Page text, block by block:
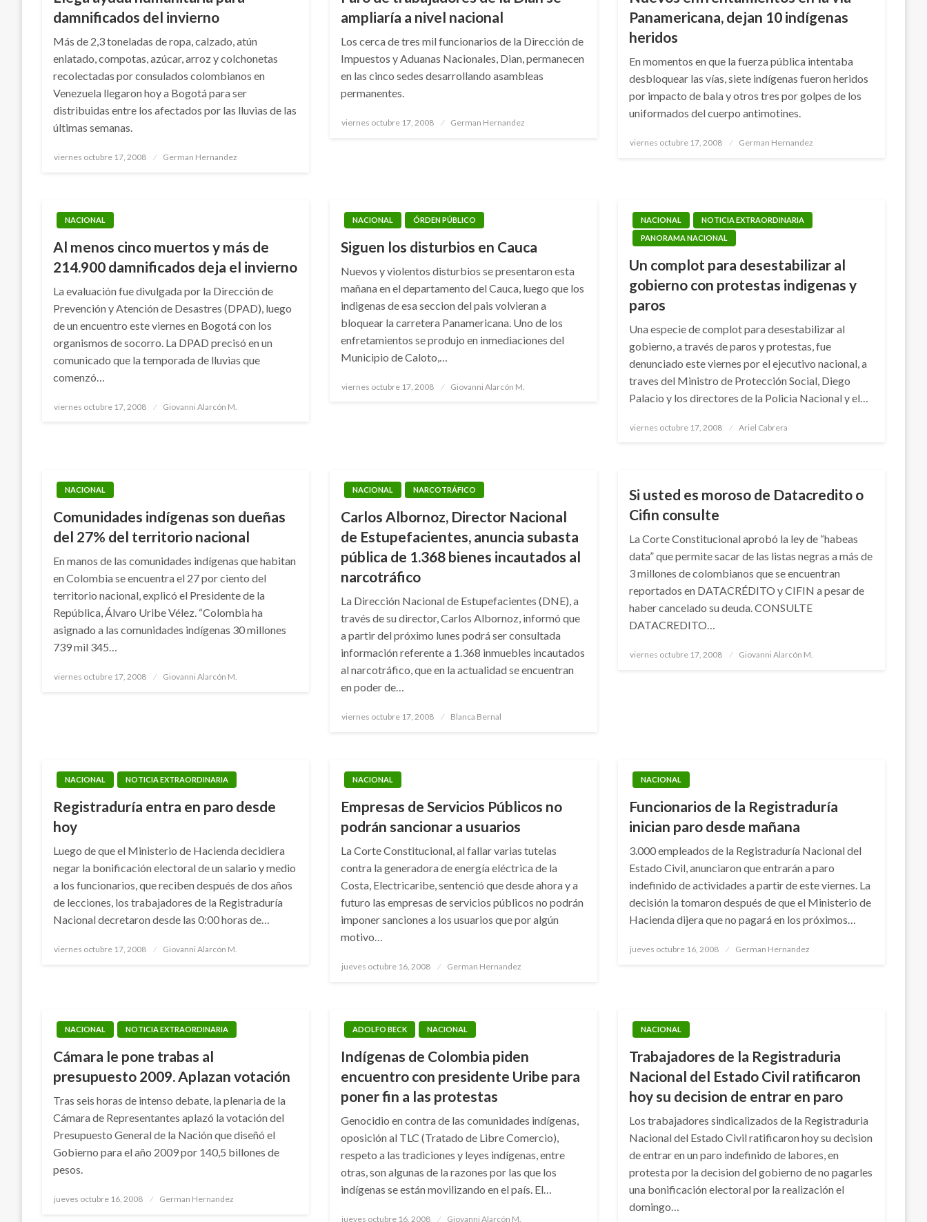
damnificados del invierno
Más de 2,3 toneladas de ropa, calzado, atún
enlatado, compotas, azúcar, arroz y colchonetas
recolectadas por consulados colombianos en
Venezuela llegaron hoy a Bogotá para ser
distribuidas entre los afectados por las lluvias de las
últimas semanas.
Publicado
viernes octubre 17, 2008 German Hernandez
ampliaría a nivel nacional
Los cerca de tres mil funcionarios de la Dirección de
Impuestos y Aduanas Nacionales, Dian, permanecen
en las cinco sedes desarrollando asambleas
permanentes.
Publicado
viernes octubre 17, 2008 German Hernandez
Panamericana, dejan 10 indígenas
heridos
En momentos en que la fuerza pública intentaba
desbloquear las vías, siete indígenas fueron heridos
por impacto de bala y otros tres por golpes de los
uniformados del cuerpo antimotines.
Publicado
viernes octubre 17, 2008 German Hernandez
NACIONAL
Al menos cinco muertos y más de
214.900 damnificados deja el invierno
La evaluación fue divulgada por la Dirección de
Prevención y Atención de Desastres (DPAD), luego
de un encuentro este viernes en Bogotá con los
organismos de socorro. La DPAD precisó en un
comunicado que la temporada de lluvias que
comenzó…
Publicado
viernes octubre 17, 2008 Giovanni Alarcón M.
NACIONAL ÓRDEN PÚBLICO
Siguen los disturbios en Cauca
Nuevos y violentos disturbios se presentaron esta
mañana en el departamento del Cauca, luego que los
indigenas de esa seccion del pais volvieran a
bloquear la carretera Panamericana. Uno de los
enfretamientos se produjo en inmediaciones del
Municipio de Caloto,…
Publicado
viernes octubre 17, 2008 Giovanni Alarcón M.
NACIONAL
NOTICIA EXTRAORDINARIA
PANORAMA NACIONAL
Un complot para desestabilizar al
gobierno con protestas indigenas y
paros
Una especie de complot para desestabilizar al
gobierno, a través de paros y protestas, fue
denunciado este viernes por el ejecutivo nacional, a
traves del Ministro de Protección Social, Diego
Palacio y los directores de la Policia Nacional y el…
Publicado
viernes octubre 17, 2008 Ariel Cabrera
NACIONAL
Comunidades indígenas son dueñas
del 27% del territorio nacional
En manos de las comunidades indígenas que habitan
en Colombia se encuentra el 27 por ciento del
territorio nacional, explicó el Presidente de la
República, Álvaro Uribe Vélez. “Colombia ha
asignado a las comunidades indígenas 30 millones
739 mil 345…
Publicado
viernes octubre 17, 2008 Giovanni Alarcón M.
NACIONAL NARCOTRÁFICO
Carlos Albornoz, Director Nacional
de Estupefacientes, anuncia subasta
pública de 1.368 bienes incautados al
narcotráfico
La Dirección Nacional de Estupefacientes (DNE), a
través de su director, Carlos Albornoz, informó que
a partir del próximo lunes podrá ser consultada
información referente a 1.368 inmuebles incautados
al narcotráfico, que en la actualidad se encuentran
en poder de…
Publicado
viernes octubre 17, 2008 Blanca Bernal
Si usted es moroso de Datacredito o
Cifin consulte
La Corte Constitucional aprobó la ley de “habeas
data” que permite sacar de las listas negras a más de
3 millones de colombianos que se encuentran
reportados en DATACRÉDITO y CIFIN a pesar de
haber cancelado su deuda. CONSULTE
DATACREDITO…
Publicado
viernes octubre 17, 2008 Giovanni Alarcón M.
NACIONAL NOTICIA EXTRAORDINARIA
Registraduría entra en paro desde
hoy
Luego de que el Ministerio de Hacienda decidiera
negar la bonificación electoral de un salario y medio
a los funcionarios, que reciben después de dos años
de lecciones, los trabajadores de la Registraduría
Nacional decretaron desde las 0:00 horas de…
Publicado
viernes octubre 17, 2008 Giovanni Alarcón M.
NACIONAL
Empresas de Servicios Públicos no
podrán sancionar a usuarios
La Corte Constitucional, al fallar varias tutelas
contra la generadora de energía eléctrica de la
Costa, Electricaribe, sentenció que desde ahora y a
futuro las empresas de servicios públicos no podrán
imponer sanciones a los usuarios que por algún
motivo…
Publicado
jueves octubre 16, 2008 German Hernandez
NACIONAL
Funcionarios de la Registraduría
inician paro desde mañana
3.000 empleados de la Registraduría Nacional del
Estado Civil, anunciaron que entrarán a paro
indefinido de actividades a partir de este viernes. La
decisión la tomaron después de que el Ministerio de
Hacienda dijera que no pagará en los próximos…
Publicado
jueves octubre 16, 2008 German Hernandez
NACIONAL NOTICIA EXTRAORDINARIA
Cámara le pone trabas al
presupuesto 2009. Aplazan votación
Tras seis horas de intenso debate, la plenaria de la
Cámara de Representantes aplazó la votación del
Presupuesto General de la Nación que diseñó el
Gobierno para el año 2009 por 140,5 billones de
pesos.
Publicado
jueves octubre 16, 2008 German Hernandez
ADOLFO BECK NACIONAL
Indígenas de Colombia piden
encuentro con presidente Uribe para
poner fin a las protestas
Genocidio en contra de las comunidades indígenas,
oposición al TLC (Tratado de Libre Comercio),
respeto a las tradiciones y leyes indígenas, entre
otras, son algunas de la razones por las que los
indígenas se están movilizando en el país. El…
Publicado
jueves octubre 16, 2008 Giovanni Alarcón M.
NACIONAL
Trabajadores de la Registraduria
Nacional del Estado Civil ratificaron
hoy su decision de entrar en paro
Los trabajadores sindicalizados de la Registraduria
Nacional del Estado Civil ratificaron hoy su decision
de entrar en un paro indefinido de labores, en
protesta por la decision del gobierno de no pagarles
una bonificación electoral por la realización el
domingo…